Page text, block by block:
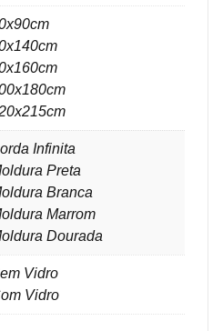
Infinita
Preta
Branca
Marrom
Dourada
Vidro
Vidro